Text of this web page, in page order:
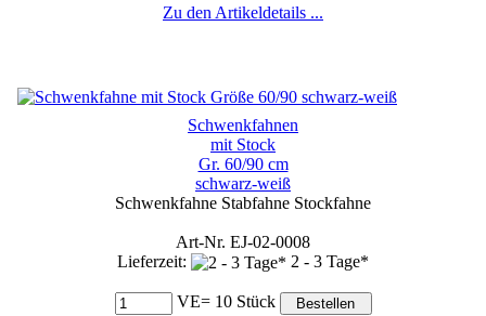
Zu den Artikeldetails ...
Schwenkfahnen
mit Stock
Gr. 60/90 cm
schwarz-weiß
Schwenkfahne Stabfahne Stockfahne
Art-Nr. EJ-02-0008
Lieferzeit:
2 - 3 Tage*
VE= 10 Stück